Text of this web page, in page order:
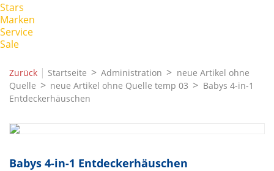
Stars
Marken
Service
Sale
Zurück | Startseite Administration
neue Artikel ohne
Quelle
neue Artikel ohne Quelle temp 03
Babys 4-in-1
Entdeckerhäuschen
Babys 4-in-1 Entdeckerhäuschen